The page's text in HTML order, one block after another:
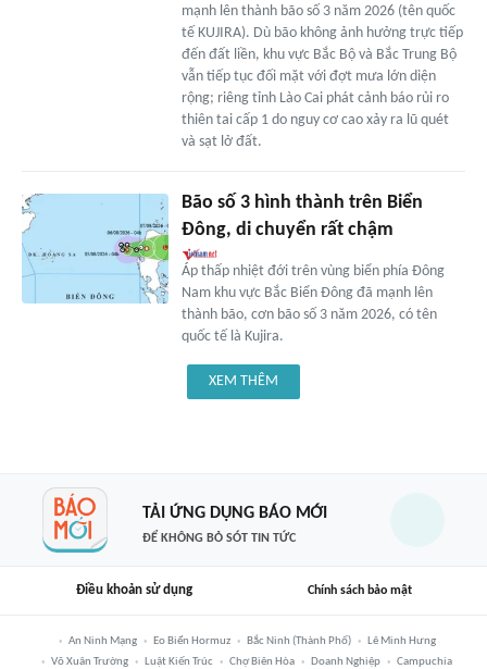
mạnh lên thành bão số 3 năm 2026 (tên quốc
tế KUJIRA). Dù bão không ảnh hưởng trực tiếp
đến đất liền, khu vực Bắc Bộ và Bắc Trung Bộ
vẫn tiếp tục đối mặt với đợt mưa lớn diện
rộng; riêng tỉnh Lào Cai phát cảnh báo rủi ro
thiên tai cấp 1 do nguy cơ cao xảy ra lũ quét
và sạt lở đất.
Bão số 3 hình thành trên Biển
Đông, di chuyển rất chậm
Áp thấp nhiệt đới trên vùng biển phía Đông
Nam khu vực Bắc Biển Đông đã mạnh lên
thành bão, cơn bão số 3 năm 2026, có tên
quốc tế là Kujira.
XEM THÊM
TẢI ỨNG DỤNG BÁO MỚI
ĐỂ KHÔNG BỎ SÓT TIN TỨC
Điều khoản sử dụng Chính sách bảo mật
An Ninh Mạng Eo Biển Hormuz Bắc Ninh (thành Phố)
Lê Minh Hưng
Võ Xuân Trường
Luật Kiến Trúc Chợ Biên Hòa Doanh Nghiệp Campuchia